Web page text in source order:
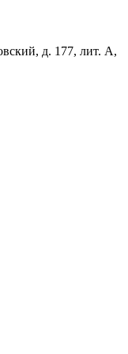
д. 177, лит. А,